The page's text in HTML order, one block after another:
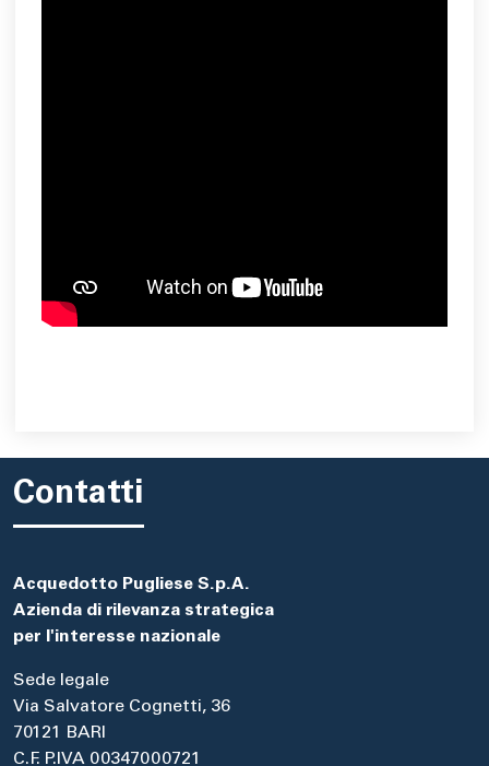
Contatti
Acquedotto Pugliese S.p.A.
Azienda di rilevanza strategica
per l'interesse nazionale
Sede legale
Via Salvatore Cognetti, 36
70121 BARI
C.F. P.IVA 00347000721